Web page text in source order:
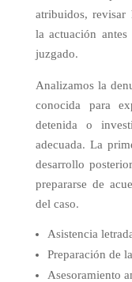
atribuidos,
la actuación
juzgado.
Analizamos la
conocida para
detenida o
adecuada. La
desarrollo
prepararse de
del caso.
Asistencia
Preparación de
Asesoramiento